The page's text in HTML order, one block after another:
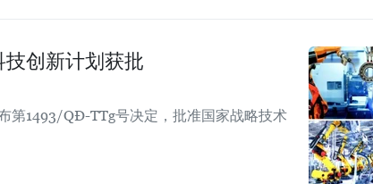
创新计划获批
第1493/QĐ-TTg号决定，批准国家战略技术